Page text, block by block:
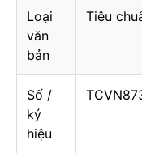
Loại
văn
bản
Tiêu
Số /
ký
hiệu